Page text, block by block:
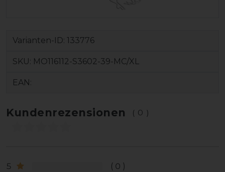
Varianten-ID: 133776
SKU: MO116112-S3602-39-MC/XL
EAN:
Kundenrezensionen (0)
5
0